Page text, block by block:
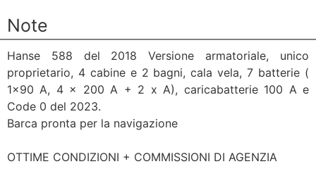
Note
Hanse 588 del 2018 Versione armatoriale, unico
proprietario, 4 cabine e 2 bagni, cala vela, 7 batterie (
1x90 A, 4 x 200 A + 2 x A), caricabatterie 100 A e
Code 0 del 2023.
Barca pronta per la navigazione
OTTIME CONDIZIONI + COMMISSIONI DI AGENZIA